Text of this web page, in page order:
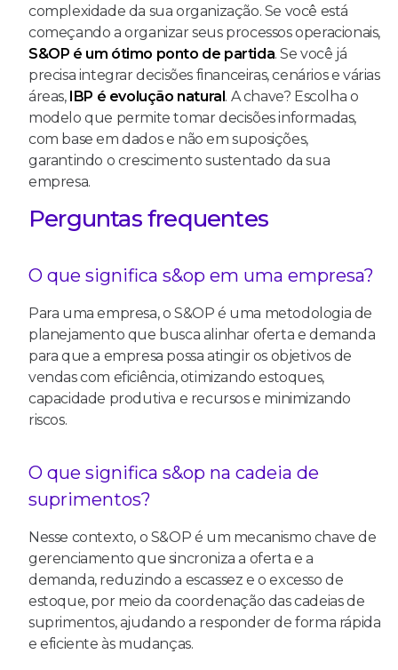
complexidade da sua organização. Se você está
começando a organizar seus processos operacionais,
S&OP é um ótimo ponto de partida. Se você já
precisa integrar decisões financeiras, cenários e várias
áreas, IBP é evolução natural. A chave? Escolha o
modelo que permite tomar decisões informadas,
com base em dados e não em suposições,
garantindo o crescimento sustentado da sua
empresa.
Perguntas frequentes
O que significa s&op em uma empresa?
Para uma empresa, o S&OP é uma metodologia de
planejamento que busca alinhar oferta e demanda
para que a empresa possa atingir os objetivos de
vendas com eficiência, otimizando estoques,
capacidade produtiva e recursos e minimizando
riscos.
O que significa s&op na cadeia de
suprimentos?
Nesse contexto, o S&OP é um mecanismo chave de
gerenciamento que sincroniza a oferta e a
demanda, reduzindo a escassez e o excesso de
estoque, por meio da coordenação das cadeias de
suprimentos, ajudando a responder de forma rápida
e eficiente às mudanças.